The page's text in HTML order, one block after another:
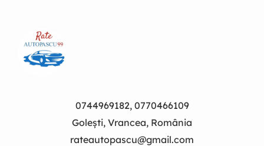
0744969182, 0770466109
Golești, Vrancea, România
rateautopascu@gmail.com